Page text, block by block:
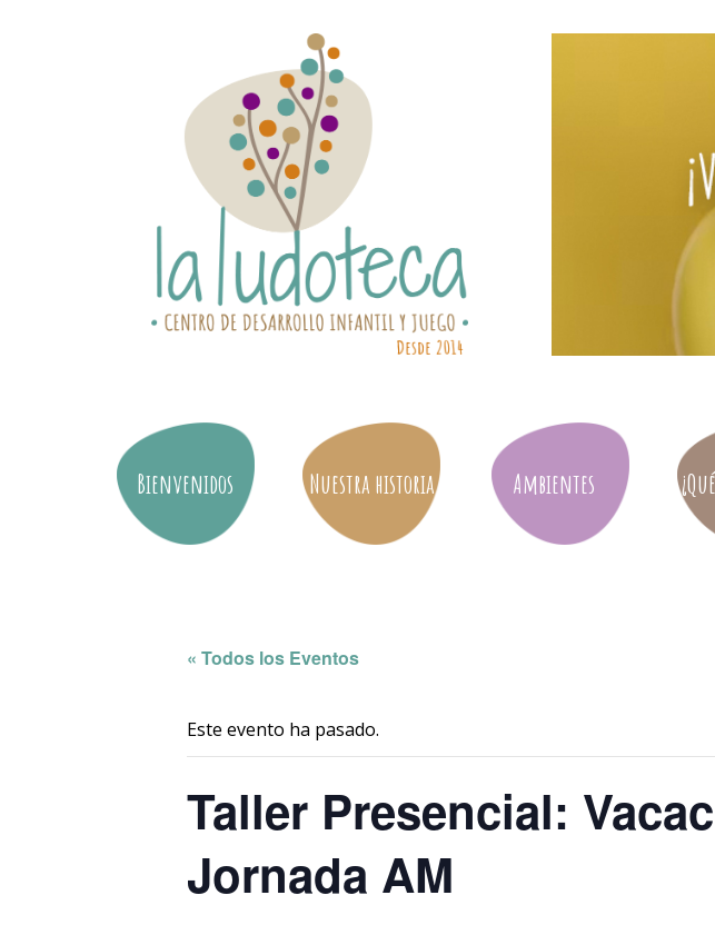
Bienvenidos Nuestra historia Ambientes
« Todos los Eventos
Este evento ha pasado.
Taller Presencial:
Jornada AM